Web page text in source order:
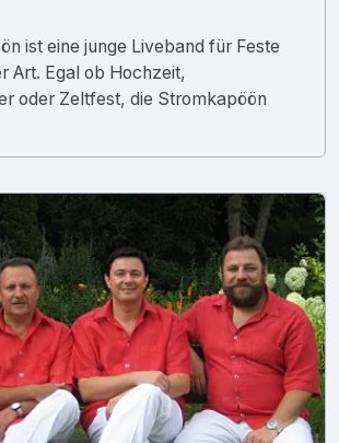
ist eine junge Liveband für Feste
Art. Egal ob Hochzeit,
oder Zeltfest, die Stromkapöön